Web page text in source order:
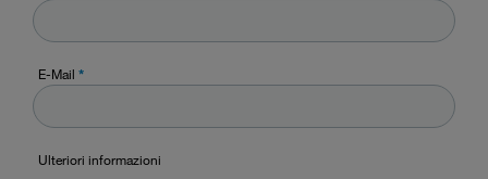
E-Mail *
Ulteriori informazioni